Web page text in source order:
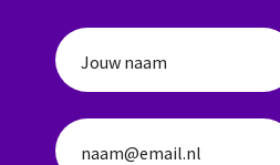
Jouw naam
naam@email.nl